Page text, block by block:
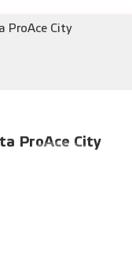
ProAce City